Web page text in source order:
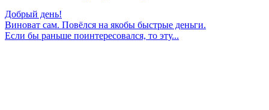
Добрый день!
Виноват сам. Повёлся на якобы быстрые деньги.
Если бы раньше поинтересовался, то эту...